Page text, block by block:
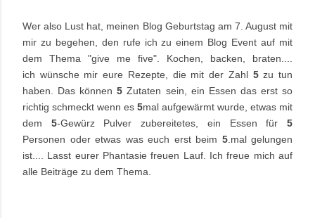
Wer also Lust hat, meinen Blog Geburtstag am 7. August mit
mir zu begehen, den rufe ich zu einem Blog Event auf mit
dem Thema "give me five". Kochen, backen, braten....
ich wünsche mir eure Rezepte, die mit der Zahl 5zu tun
haben. Das können5Zutaten sein, ein Essen das erst so
richtig schmeckt wenn es 5mal aufgewärmt wurde, etwas mit
dem 5-Gewürz Pulver zubereitetes, ein Essen für5
Personen oder etwas was euch erst beim 5.mal gelungen
ist.... Lasst eurer Phantasie freuen Lauf. Ich freue mich auf
alle Beiträge zu dem Thema.